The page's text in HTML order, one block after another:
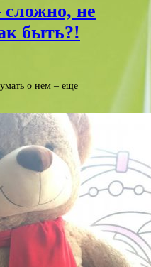
сложно, не
быть?!
о нем – еще